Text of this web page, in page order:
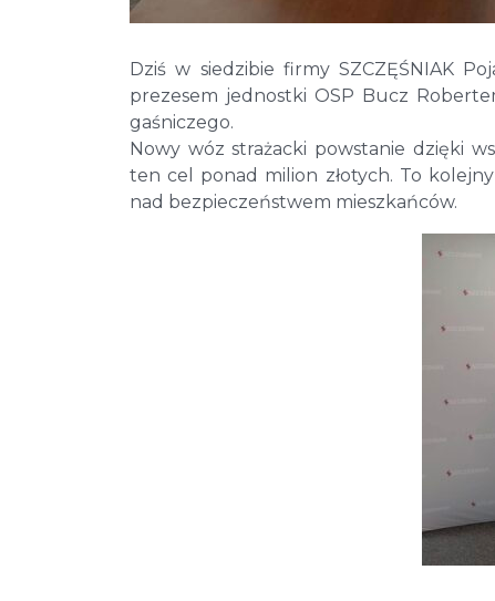
Dziś w siedzibie firmySZCZĘŚNIAK
prezesem jednostki OSP Bucz
gaśniczego.
Nowy wóz strażacki powstanie dzięki
ten cel ponad milion złotych. To
nad bezpieczeństwem mieszkańców.